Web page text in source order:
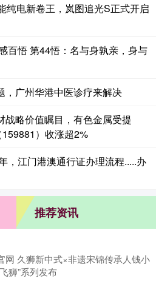
纯电新卷王，岚图追光S正式开启
百悟 第44悟：名与身孰亲，身与
，广州华港中医诊疗来解决
战略价值瞩目，有色金属受提
）收涨超2%
，江门港澳通行证办理流程.....办
推荐资讯
网 久狮新中式×非遗宋锦传承人钱小
狮”系列发布